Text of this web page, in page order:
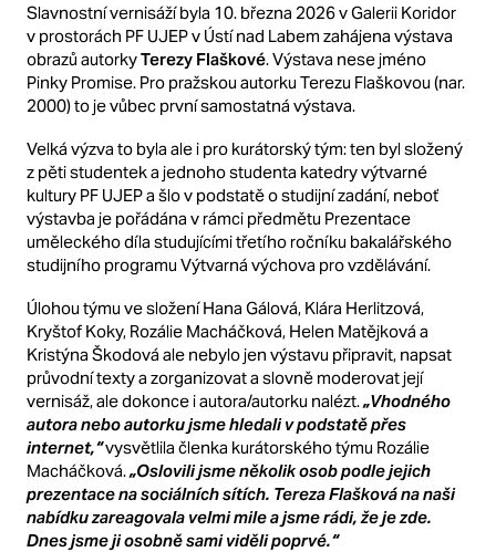
Slavnostní vernisáží byla 10. března 2026 v Galerii Koridor
v prostorách PF UJEP v Ústí nad Labem zahájena výstava
obrazů autorkyTerezy Flaškové. Výstava nese jméno
Pinky Promise. Pro pražskou autorku Terezu Flaškovou (nar.
2000) to je vůbec první samostatná výstava.
Velká výzva to byla ale i pro kurátorský tým: ten byl složený
z pěti studentek a jednoho studenta katedry výtvarné
kultury PF UJEP a šlo v podstatě o studijní zadání, neboť
výstavba je pořádána v rámci předmětu Prezentace
uměleckého díla studujícími třetího ročníku bakalářského
studijního programu Výtvarná výchova pro vzdělávání.
Úlohou týmu ve složení Hana Gálová, Klára Herlitzová,
Kryštof Koky, Rozálie Macháčková, Helen Matějková a
Kristýna Škodová ale nebylo jen výstavu připravit, napsat
průvodní texty a zorganizovat a slovně moderovat její
vernisáž, ale dokonce i autora/autorku nalézt.„Vhodného
autora nebo autorku jsme hledali v podstatě přes
internet,“vysvětlila členka kurátorského týmu Rozálie
Macháčková.„Oslovili jsme několik osob podle jejich
prezentace na sociálních sítích. Tereza Flašková na naši
nabídku zareagovala velmi mile a jsme rádi, že je zde.
Dnes jsme ji osobně sami viděli poprvé.“